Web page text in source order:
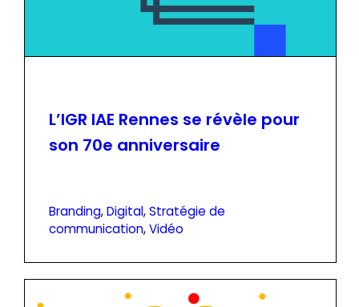
L’IGR IAE Rennes se révèle pour
son 70e anniversaire
Branding, Digital, Stratégie de
communication, Vidéo